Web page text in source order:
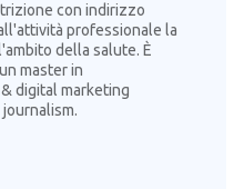
con indirizzo
professionale la
della salute. È
master in
digital marketing